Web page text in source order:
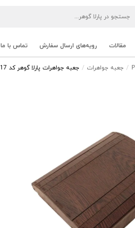
مقالات رویه‌های ارسال سفارش تماس با ما
جعبه جواهرات جعبه جواهرات پارلا گوهر کد 5717